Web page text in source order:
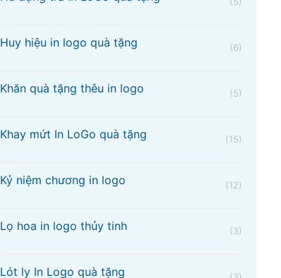
Huy hiệu in logo quà tặng (6)
Khăn quà tặng thêu in logo (5)
Khay mứt In LoGo quà tặng (15)
Kỷ niệm chương in logo (12)
Lọ hoa in logo thủy tinh (3)
Lót ly In Logo quà tặng